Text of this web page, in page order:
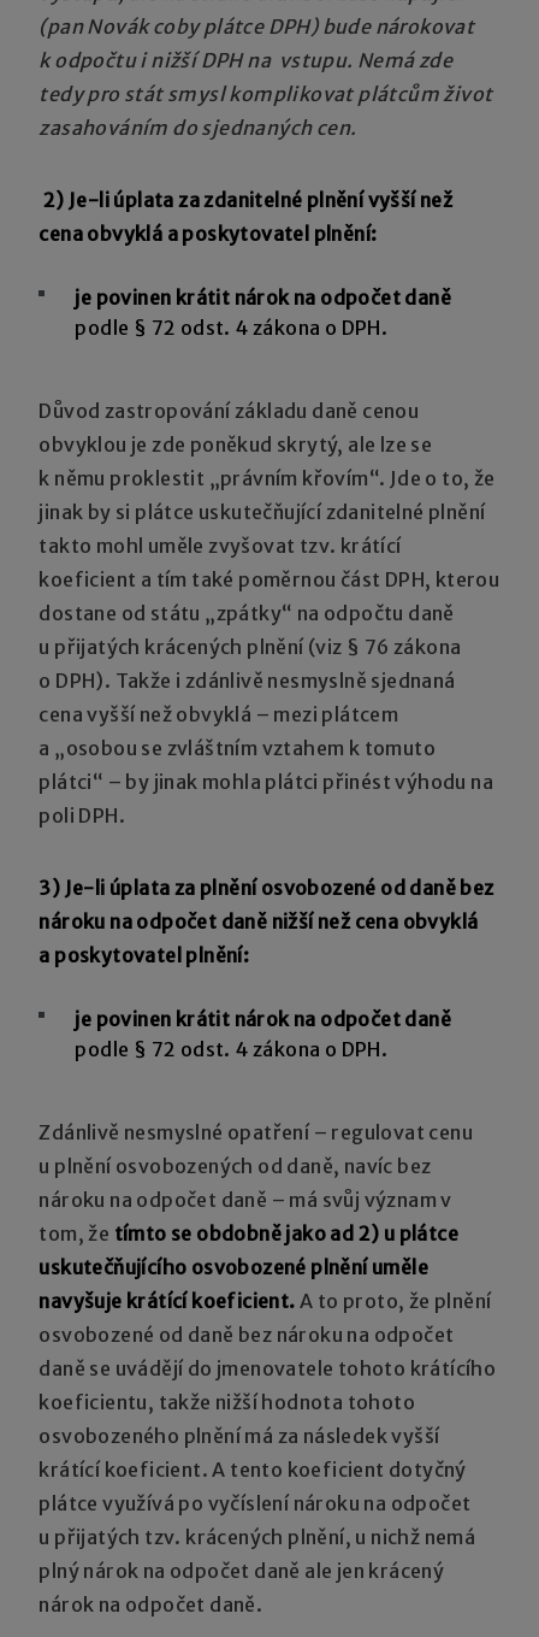
(pan Novák coby plátce DPH) bude nárokovat
k odpočtu i nižší DPH na vstupu. Nemá zde
tedy pro stát smysl komplikovat plátcům život
zasahováním do sjednaných cen.
2) Je-li úplata za zdanitelné plnění vyšší než
cena obvyklá a poskytovatel plnění:
je povinen krátit nárok na odpočet daně
podle § 72 odst. 4 zákona o DPH.
Důvod zastropování základu daně cenou
obvyklou je zde poněkud skrytý, ale lze se
k němu proklestit „právním křovím“. Jde o to, že
jinak by si plátce uskutečňující zdanitelné plnění
takto mohl uměle zvyšovat tzv. krátící
koeficient a tím také poměrnou část DPH, kterou
dostane od státu „zpátky“ na odpočtu daně
u přijatých krácených plnění (viz § 76 zákona
o DPH). Takže i zdánlivě nesmyslně sjednaná
cena vyšší než obvyklá – mezi plátcem
a „osobou se zvláštním vztahem k tomuto
plátci“ – by jinak mohla plátci přinést výhodu na
poli DPH.
3) Je-li úplata za plnění osvobozené od daně bez
nároku na odpočet daně nižší než cena obvyklá
a poskytovatel plnění:
je povinen krátit nárok na odpočet daně
podle § 72 odst. 4 zákona o DPH.
Zdánlivě nesmyslné opatření – regulovat cenu
u plnění osvobozených od daně, navíc bez
nároku na odpočet daně – má svůj význam v
tom, že tímto se obdobně jako ad 2) u plátce
uskutečňujícího osvobozené plnění uměle
navyšuje krátící koeficient.A to proto, že plnění
osvobozené od daně bez nároku na odpočet
daně se uvádějí do jmenovatele tohoto krátícího
koeficientu, takže nižší hodnota tohoto
osvobozeného plnění má za následek vyšší
krátící koeficient. A tento koeficient dotyčný
plátce využívá po vyčíslení nároku na odpočet
u přijatých tzv. krácených plnění, u nichž nemá
plný nárok na odpočet daně ale jen krácený
nárok na odpočet daně.